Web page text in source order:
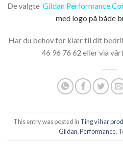
De valgte Gildan Performance
med logo på både
Har du behov for klær til dit
46 96 76 62 eller via
This entry was posted in Ting vi har
Gildan,Performance,